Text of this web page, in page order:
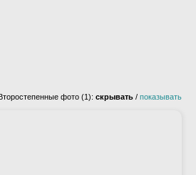
фото (1): скрывать / показывать